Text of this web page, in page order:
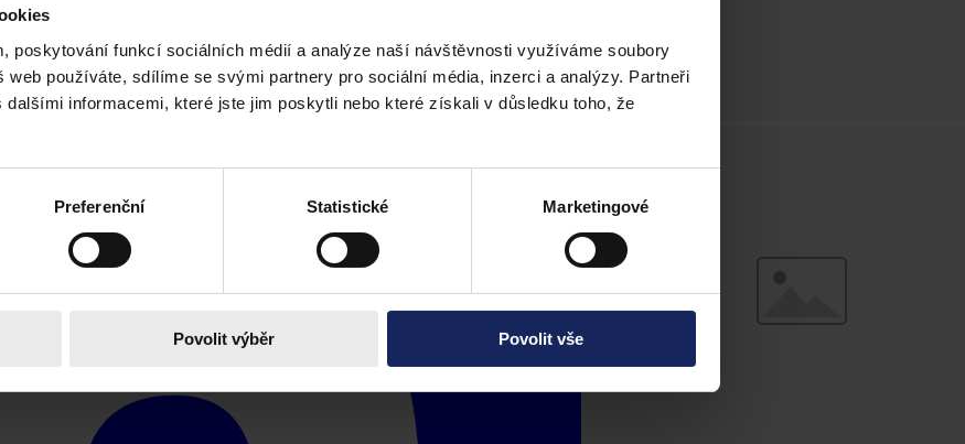
poskytování funkcí sociálních médií a analýze naší návštěvnosti využíváme soubory
web používáte, sdílíme se svými partnery pro sociální média, inzerci a analýzy. Partneři
dalšími informacemi, které jste jim poskytli nebo které získali v důsledku toho, že
Preferenční Statistické Marketingové
Povolit výběr Povolit vše